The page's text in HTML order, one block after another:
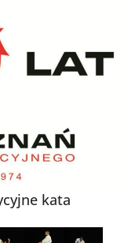
– dlaczego to
Karate
kata